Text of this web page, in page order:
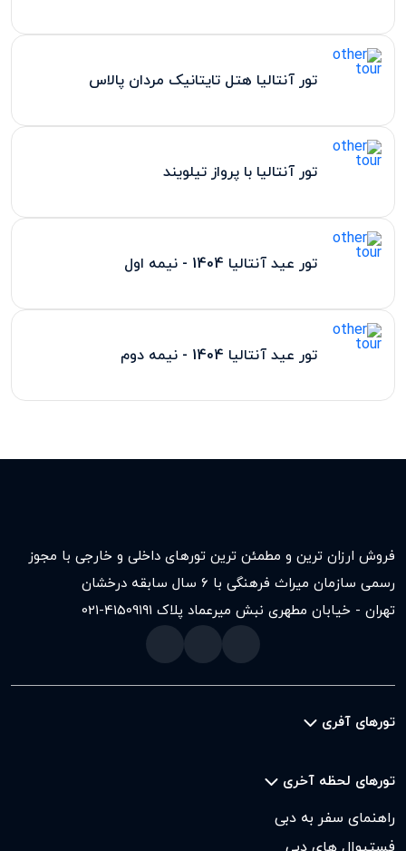
تور آنتالیا هتل تایتانیک مردان پالاس
تور آنتالیا با پرواز تیلویند
تور عید آنتالیا 1404 - نیمه اول
تور عید آنتالیا 1404 - نیمه دوم
فروش ارزان ترین و مطمئن ترین تورهای داخلی و خارجی با مجوز
رسمی سازمان میراث فرهنگی با ۶ سال سابقه درخشان
تهران - خیابان مطهری نبش میرعماد پلاک ۱۹۱
021-41509
تورهای آفری
تورهای لحظه آخری
راهنمای سفر به دبی